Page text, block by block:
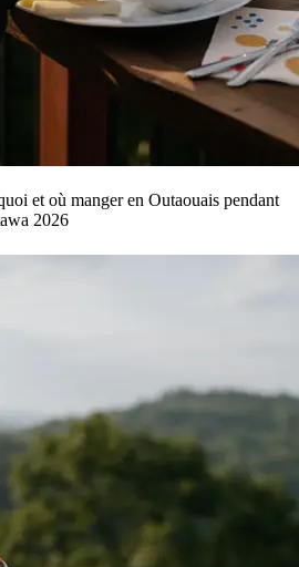
et où manger en Outaouais pendant
2026